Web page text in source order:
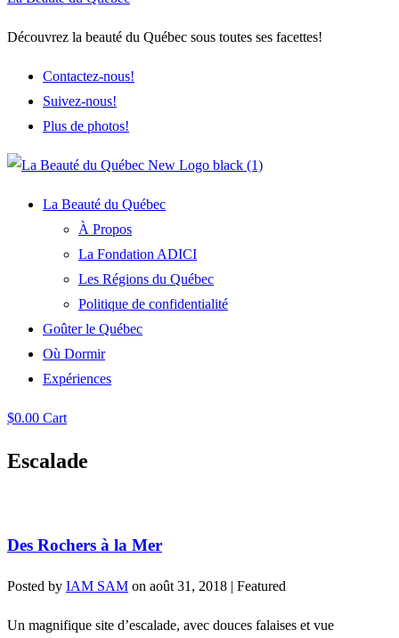
Découvrez la beauté du Québec sous toutes ses facettes!
Contactez-nous!
Suivez-nous!
Plus de photos!
La Beauté du Québec
À Propos
La Fondation ADICI
Les Régions du Québec
Politique de confidentialité
Goûter le Québec
Où Dormir
Expériences
$0.00 Cart
Escalade
Des Rochers à la Mer
Posted by IAM SAM on août 31, 2018 | Featured
Un magnifique site d’escalade, avec douces falaises et vue